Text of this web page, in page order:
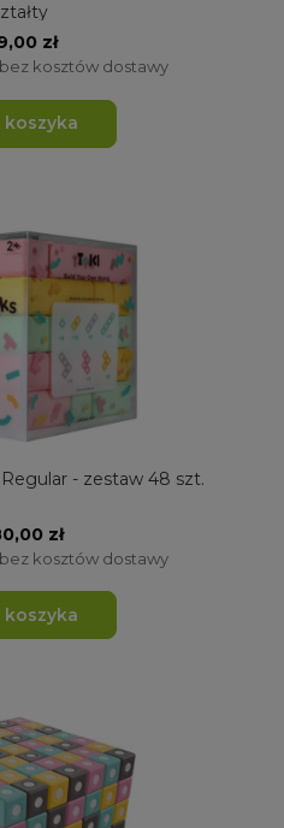
zł
bez kosztów dostawy
koszyka
- zestaw 48 szt.
zł
bez kosztów dostawy
koszyka